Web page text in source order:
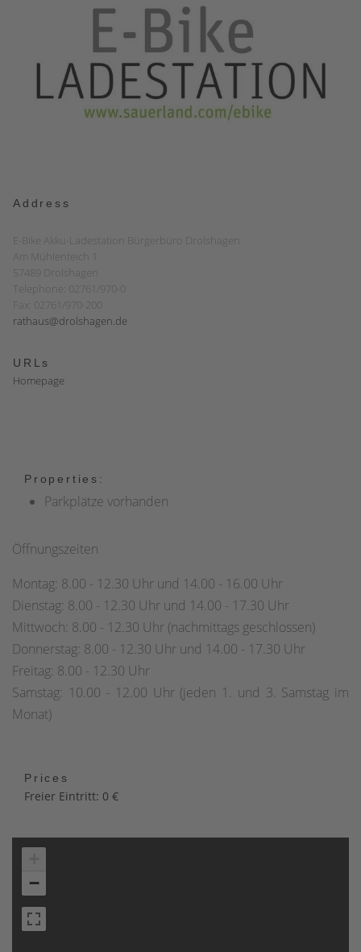
Address
E-Bike Akku-Ladestation Bürgerbüro Drolshagen
Am Mühlenteich 1
57489 Drolshagen
Telephone: 02761/970-0
Fax: 02761/970-200
rathaus@drolshagen.de
URLs
Homepage
Properties:
Parkplätze vorhanden
Öffnungszeiten
Montag: 8.00 - 12.30 Uhr und 14.00 - 16.00 Uhr
Dienstag: 8.00 - 12.30 Uhr und 14.00 - 17.30 Uhr
Mittwoch: 8.00 - 12.30 Uhr (nachmittags geschlossen)
Donnerstag: 8.00 - 12.30 Uhr und 14.00 - 17.30 Uhr
Freitag: 8.00 - 12.30 Uhr
Samstag: 10.00 - 12.00 Uhr (jeden 1. und 3. Samstag im
Monat)
Prices
Freier Eintritt: 0 €
−